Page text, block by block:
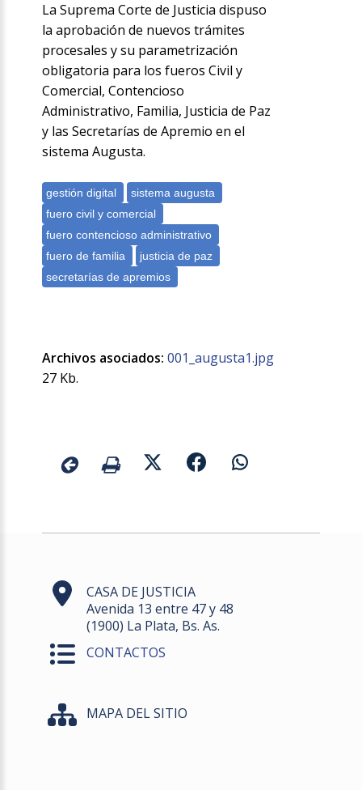
La Suprema Corte de Justicia dispuso
la aprobación de nuevos trámites
procesales y su parametrización
obligatoria para los fueros Civil y
Comercial, Contencioso
Administrativo, Familia, Justicia de Paz
y las Secretarías de Apremio en el
sistema Augusta.
Archivos asociados: 001_augusta1.jpg
27 Kb.
CASA DE JUSTICIA
Avenida 13 entre 47 y 48
(1900) La Plata, Bs. As.
CONTACTOS
MAPA DEL SITIO